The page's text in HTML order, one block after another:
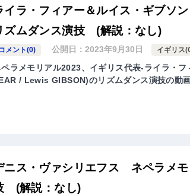
イラ・フィアー＆ルイス・ギブ
ズムダンス演技 (解説：なし)
メント(0) 公開日：2023年9月30日 イギリス
ペラメモリアル2023、イギリス代表-ライラ・
/ Lewis GIBSON)のリズムダンス演技の動画
ニス・ヴァシリエフス ネペラメ
(解説：なし)